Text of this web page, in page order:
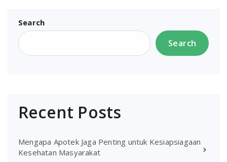
Search
Search
Recent Posts
Mengapa Apotek Jaga Penting untuk Kesiapsiagaan
Kesehatan Masyarakat